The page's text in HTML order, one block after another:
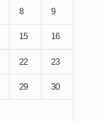
8 9
15 16
22 23
29 30